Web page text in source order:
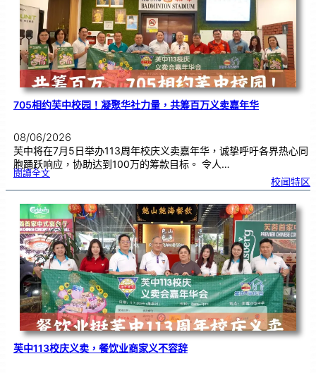
放
申
请
705相约芙中校园！凝聚华社力量，共筹百万义卖嘉年华
08/06/2026
芙中将在7月5日举办113周年校庆义卖嘉年华，诚挚呼吁各界热心同
胞踊跃响应，协助达到100万的筹款目标。 令人…
閱讀全文:
7
相
芙
中
园
！
凝
聚
华
社
力
量
，
共
筹
百
万
义
卖
嘉
年
华
校闻特区
芙中113校庆义卖，餐饮业商家义不容辞